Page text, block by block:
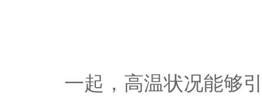
一起，高温状况能够